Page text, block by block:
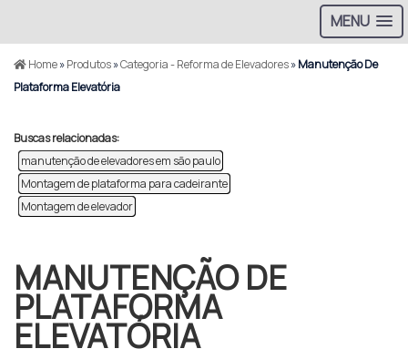
MENU
Home»Produtos»Categoria - Reforma de Elevadores»Manutenção De
Plataforma Elevatória
Buscas relacionadas:
manutenção de elevadores em são paulo
Montagem de plataforma para cadeirante
Montagem de elevador
MANUTENÇÃO DE
PLATAFORMA
ELEVATÓRIA